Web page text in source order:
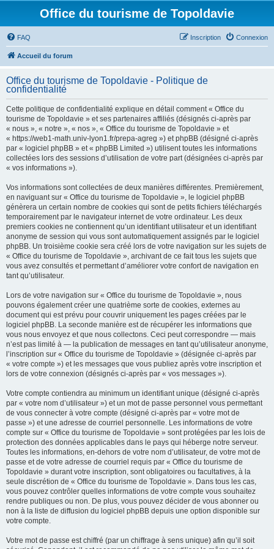
Office du tourisme de Topoldavie
FAQ Connexion
Inscription
Accueil du forum
Office du tourisme de Topoldavie - Politique de
confidentialité
Cette politique de confidentialité explique en détail comment « Office du
tourisme de Topoldavie » et ses partenaires affiliés (désignés ci-après par
« nous », « notre », « nos », « Office du tourisme de Topoldavie » et
« https://web1-math.univ-lyon1.fr/prepa-agreg ») et phpBB (désigné ci-après
par « logiciel phpBB » et « phpBB Limited ») utilisent toutes les informations
collectées lors des sessions d’utilisation de votre part (désignées ci-après par
« vos informations »).
Vos informations sont collectées de deux manières différentes. Premièrement,
en naviguant sur « Office du tourisme de Topoldavie », le logiciel phpBB
génèrera un certain nombre de cookies qui sont de petits fichiers téléchargés
temporairement par le navigateur internet de votre ordinateur. Les deux
premiers cookies ne contiennent qu’un identifiant utilisateur et un identifiant
anonyme de session qui vous sont automatiquement assignés par le logiciel
phpBB. Un troisième cookie sera créé lors de votre navigation sur les sujets de
« Office du tourisme de Topoldavie », archivant de ce fait tous les sujets que
vous avez consultés et permettant d’améliorer votre confort de navigation en
tant qu’utilisateur.
Lors de votre navigation sur « Office du tourisme de Topoldavie », nous
pouvons également créer une quatrième sorte de cookies, externes au
document qui est prévu pour couvrir uniquement les pages créées par le
logiciel phpBB. La seconde manière est de récupérer les informations que
vous nous envoyez et que nous collectons. Ceci peut correspondre — mais
n’est pas limité à — la publication de messages en tant qu’utilisateur anonyme,
l’inscription sur « Office du tourisme de Topoldavie » (désignée ci-après par
« votre compte ») et les messages que vous publiez après votre inscription et
lors de votre connexion (désignés ci-après par « vos messages »).
Votre compte contiendra au minimum un identifiant unique (désigné ci-après
par « votre nom d’utilisateur ») et un mot de passe personnel vous permettant
de vous connecter à votre compte (désigné ci-après par « votre mot de
passe ») et une adresse de courriel personnelle. Les informations de votre
compte sur « Office du tourisme de Topoldavie » sont protégées par les lois de
protection des données applicables dans le pays qui héberge notre serveur.
Toutes les informations, en-dehors de votre nom d’utilisateur, de votre mot de
passe et de votre adresse de courriel requis par « Office du tourisme de
Topoldavie » durant votre inscription, sont obligatoires ou facultatives, à la
seule discrétion de « Office du tourisme de Topoldavie ». Dans tous les cas,
vous pouvez contrôler quelles informations de votre compte vous souhaitez
rendre publiques ou non. De plus, vous pouvez décider de vous abonner ou
non à la liste de diffusion du logiciel phpBB depuis une option disponible sur
votre compte.
Votre mot de passe est chiffré (par un chiffrage à sens unique) afin qu’il soit